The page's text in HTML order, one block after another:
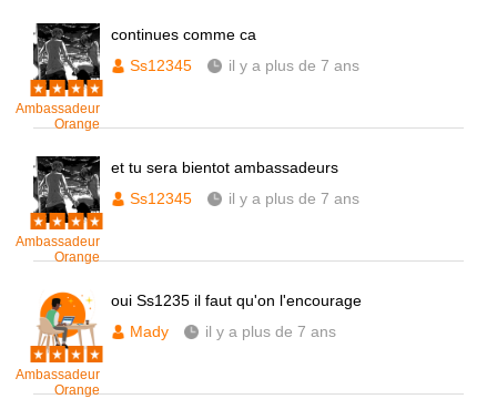
Ambassadeur
Orange
continues comme ca
Ss12345
il y a plus de 7 ans
Ambassadeur
Orange
et tu sera bientot ambassadeurs
Ss12345
il y a plus de 7 ans
Ambassadeur
Orange
oui Ss1235 il faut qu'on l'encourage
Mady
il y a plus de 7 ans